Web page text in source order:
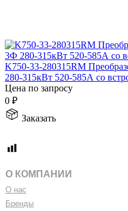
K750-33-280315RM
280-315кВт 520-585А со
Цена по запросу
0 ₽
Заказать
О КОМПАНИИ
О нас
Бренды